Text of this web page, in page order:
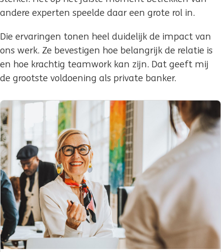
andere experten speelde daar een grote rol in.
Die ervaringen tonen heel duidelijk de impact van
ons werk. Ze bevestigen hoe belangrijk de relatie is
en hoe krachtig teamwork kan zijn. Dat geeft mij
de grootste voldoening als private banker.